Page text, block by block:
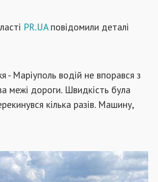
PR.UAповідомили деталі
- Маріуполь водій не впорався з
межі дороги. Швидкість була
кілька разів. Машину,